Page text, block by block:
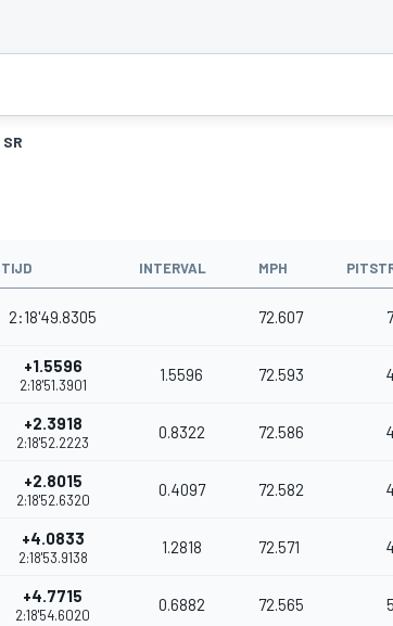
SR
TIJD INTERVAL MPH
2:18'49.8305 72.607 7
+1.5596
2:18'51.3901
1.5596 72.593 4
+2.3918
2:18'52.2223
0.8322 72.586 4
+2.8015
2:18'52.6320
0.4097 72.582 4
+4.0833
2:18'53.9138
1.2818 72.571 4
+4.7715
2:18'54.6020
0.6882 72.565 5